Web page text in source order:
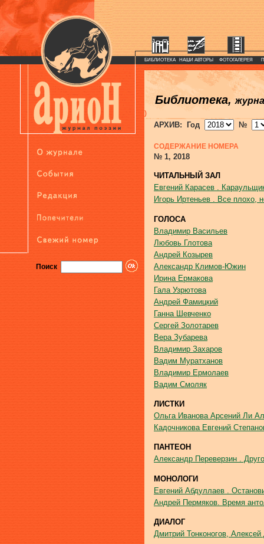
Поиск
БИБЛИОТЕКА НАШИ АВТОРЫ ФОТОГАЛЕРЕЯ
Библиотека,
)
АРХИВ: Год №
СОДЕРЖАНИЕ НОМЕРА
№ 1, 2018
ЧИТАЛЬНЫЙ ЗАЛ
Евгений Карасев .
Игорь Иртеньев . Все плохо,
ГОЛОСА
Владимир Васильев
Любовь Глотова
Андрей Козырев
Александр Климов-Южин
Ирина Ермакова
Гала Узрютова
Андрей Фамицкий
Ганна Шевченко
Сергей Золотарев
Вера Зубарева
Владимир Захаров
Вадим Муратханов
Владимир Ермолаев
Вадим Смоляк
ЛИСТКИ
Ольга Иванова Арсений Ли
Кадочникова Евгений
ПАНТЕОН
Александр Переверзин .
МОНОЛОГИ
Евгений Абдуллаев .
Андрей Пермяков. Время
ДИАЛОГ
Дмитрий Тонконогов,